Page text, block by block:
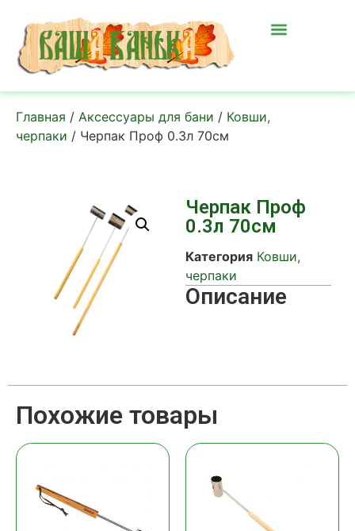
Главная / Аксессуары для бани / Ковши,
черпаки / Черпак Проф 0.3л 70см
Черпак Проф
0.3л 70см
Категория Ковши,
черпаки
Описание
Похожие товары